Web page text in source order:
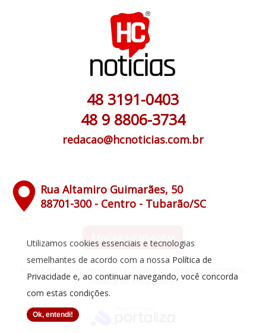
48 3191-0403
48 9 8806-3734
redacao@hcnoticias.com.br
Rua Altamiro Guimarães, 50
88701-300 - Centro - Tubarão/SC
ENVIAR MENSAGEM
Política de Privacidade
Utilizamos cookies essenciais e tecnologias
semelhantes de acordo com a nossa Política de
Privacidade e, ao continuar navegando, você concorda
com estas condições.
Ok, entendi!